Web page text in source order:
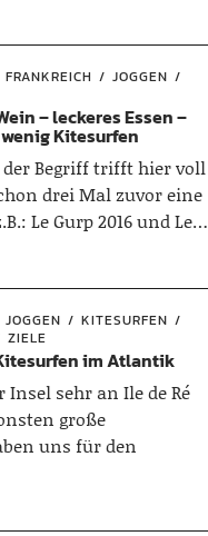
FRANKREICH
JOGGEN
– leckeres Essen –
Kitesurfen
Begriff trifft hier voll
drei Mal zuvor eine
Le Gurp 2016 und Le…
JOGGEN
KITESURFEN
ZIELE
im Atlantik
sehr an Ile de Ré
große
uns für den